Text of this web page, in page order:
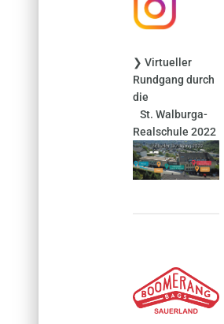
❯ Virtueller
Rundgang durch
die
St. Walburga-
Realschule 2022